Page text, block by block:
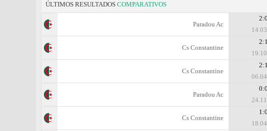
ÚLTIMOS RESULTADOS COMPARATIVOS
Paradou Ac
2:0
Cs Constantine
2:1
Cs Constantine
2:1
Paradou Ac
0:0
Cs Constantine
1:0